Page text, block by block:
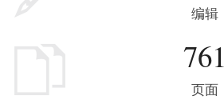
编辑
页面